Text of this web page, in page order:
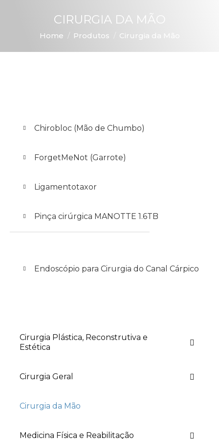
CIRURGIA DA MÃO
You are here:
Home Produtos Cirurgia da Mão
Chirobloc (Mão de Chumbo)
ForgetMeNot (Garrote)
Ligamentotaxor
Pinça cirúrgica MANOTTE 1.6TB
Endoscópio para Cirurgia do Canal Cárpico
Cirurgia Plástica, Reconstrutiva e
Estética
Cirurgia Geral
Cirurgia da Mão
Medicina Física e Reabilitação